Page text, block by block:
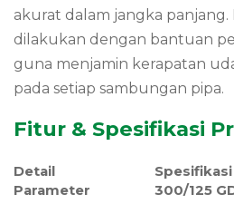
akurat dalam jangka panjang.
dilakukan dengan bantuan
guna menjamin kerapatan
pada setiap sambungan pipa.
Fitur & Spesifikasi
Detail
Parameter
300/125